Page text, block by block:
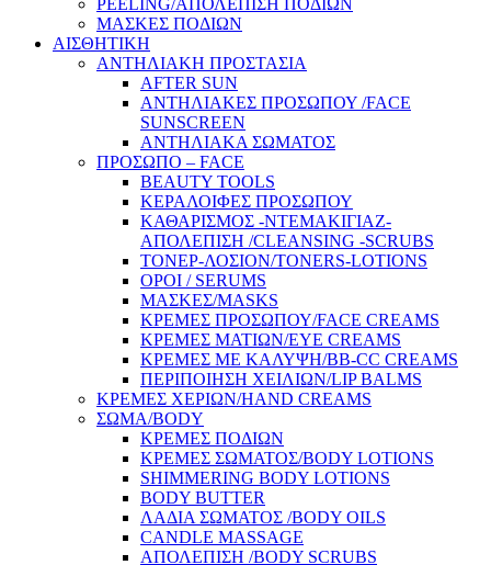
PEELING/ΑΠΟΛΕΠΙΣΗ ΠΟΔΙΩΝ
ΜΑΣΚΕΣ ΠΟΔΙΩΝ
ΑΙΣΘΗΤΙΚΗ
ΑΝΤΗΛΙΑΚΗ ΠΡΟΣΤΑΣΙΑ
AFTER SUN
ΑΝΤΗΛΙΑΚΕΣ ΠΡΟΣΩΠΟΥ /FACE
SUNSCREEN
ΑΝΤΗΛΙΑΚΑ ΣΩΜΑΤΟΣ
ΠΡΟΣΩΠΟ – FACE
BEAUTY TOOLS
ΚΕΡΑΛΟΙΦΕΣ ΠΡΟΣΩΠΟΥ
ΚΑΘΑΡΙΣΜΟΣ -ΝΤΕΜΑΚΙΓΙΑΖ-
ΑΠΟΛΕΠΙΣΗ /CLEANSING -SCRUBS
ΤΟΝΕΡ-ΛΟΣΙΟΝ/TONERS-LOTIONS
ΟΡΟΙ / SERUMS
ΜΑΣΚΕΣ/MASKS
ΚΡΕΜΕΣ ΠΡΟΣΩΠΟΥ/FACE CREAMS
ΚΡΕΜΕΣ ΜΑΤΙΩΝ/EYE CREAMS
ΚΡΕΜΕΣ ΜΕ ΚΑΛΥΨΗ/BB-CC CREAMS
ΠΕΡΙΠΟΙΗΣΗ ΧΕΙΛΙΩΝ/LIP BALMS
ΚΡΕΜΕΣ ΧΕΡΙΩΝ/HAND CREAMS
ΣΩΜΑ/BODY
ΚΡΕΜΕΣ ΠΟΔΙΩΝ
ΚΡΕΜΕΣ ΣΩΜΑΤΟΣ/BODY LOTIONS
SHIMMERING BODY LOTIONS
BODY BUTTER
ΛΑΔΙΑ ΣΩΜΑΤΟΣ /BODY OILS
CANDLE MASSAGE
ΑΠΟΛΕΠΙΣΗ /BODY SCRUBS